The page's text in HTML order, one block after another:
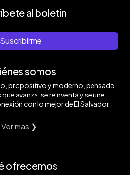
al boletín
Suscribirme
somos
propositivo y moderno, pensado
avanza, se reinventa y se une.
con lo mejor de El Salvador.
Ver mas ❯
ofrecemos